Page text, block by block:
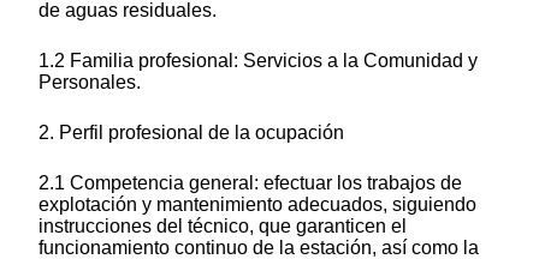
de aguas residuales.
1.2 Familia profesional: Servicios a la Comunidad y
Personales.
2. Perfil profesional de la ocupación
2.1 Competencia general: efectuar los trabajos de
explotación y mantenimiento adecuados, siguiendo
instrucciones del técnico, que garanticen el
funcionamiento continuo de la estación, así como la